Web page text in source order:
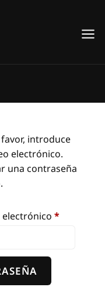
introduce
electrónico.
una contraseña
*